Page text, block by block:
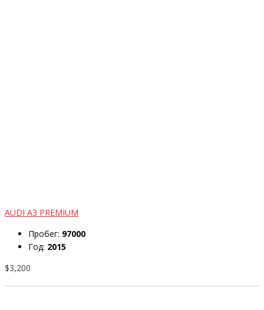
AUDI A3 PREMIUM
Пробег: 97000
Год: 2015
$3,200